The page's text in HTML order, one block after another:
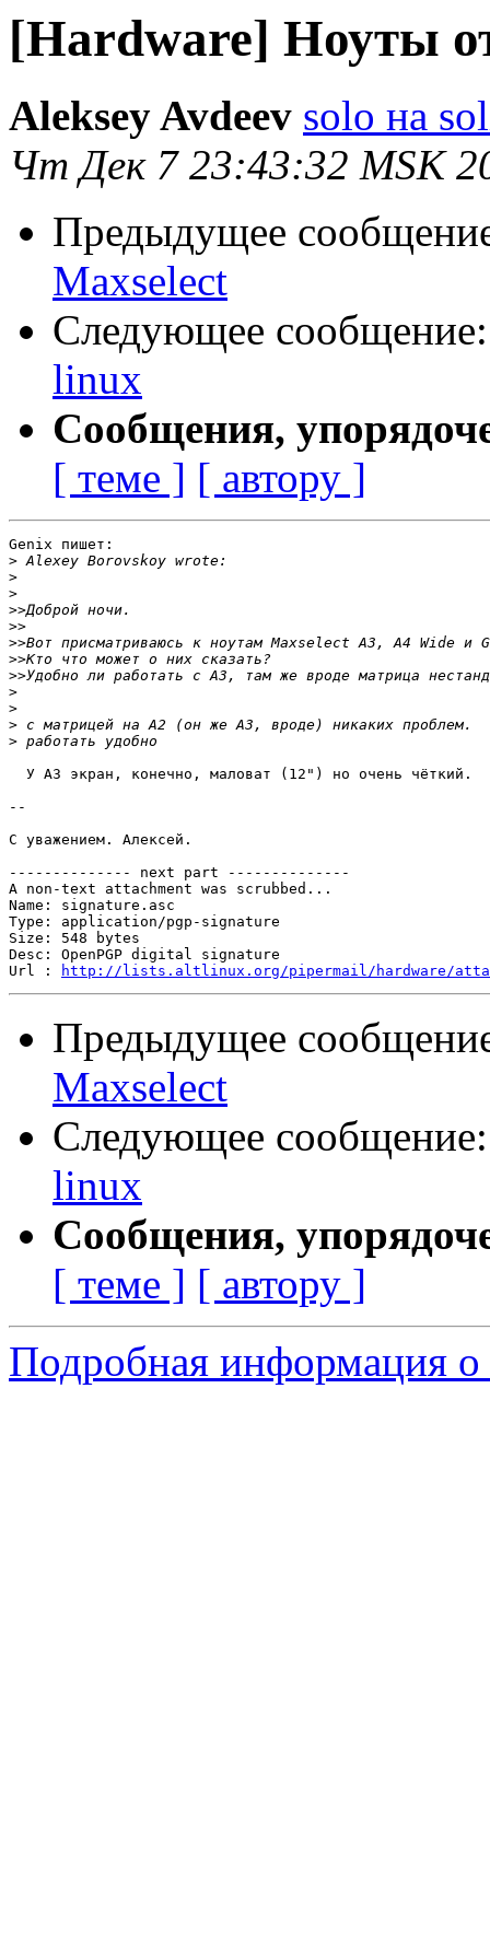
[Hardware] Ноуты
Aleksey Avdeev solo на
Чт Дек 7 23:43:32 MSK
Предыдущее
Maxselect
Следующее
linux
Сообщения,
[ теме ] [ автору ]
Genix пишет:
>
>
>
>>
>>
>>
>>
>>
>
>
>
>
  У A3 экран, конечно, маловат (12") но очень чёткий.
--
С уважением. Алексей.
-------------- next part --------------
A non-text attachment was scrubbed...
Name: signature.asc
Type: application/pgp-signature
Size: 548 bytes
Desc: OpenPGP digital signature
Url :
http://lists.altlinux.org/pipermail/hardware/
Предыдущее
Maxselect
Следующее
linux
Сообщения,
[ теме ] [ автору ]
Подробная информация о